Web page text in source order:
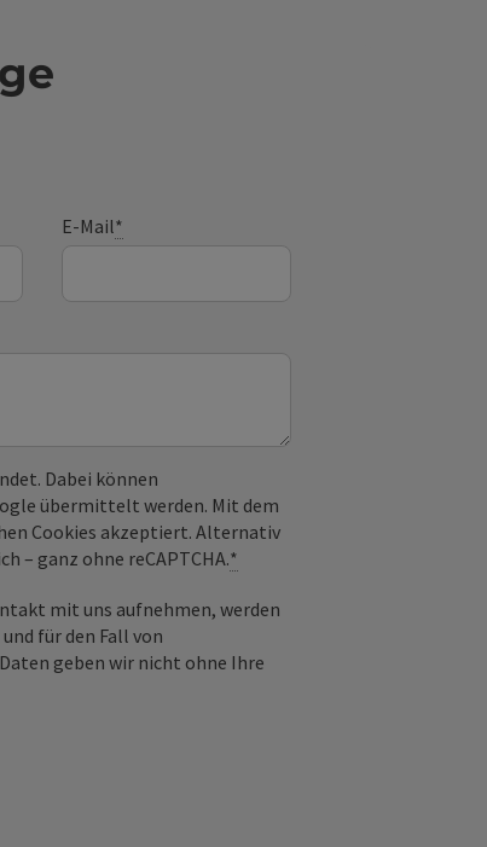
E-Mail*
Dabei können
übermittelt werden. Mit dem
Cookies akzeptiert. Alternativ
– ganz ohne reCAPTCHA.*
mit uns aufnehmen, werden
für den Fall von
geben wir nicht ohne Ihre